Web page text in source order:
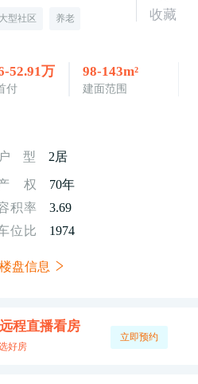
大型社区 养老 收藏
52.91万
付
98-143m²
建面范围
户 型 2居
权
70年
积率
3.69
位 比 1974
盘信息
程直播看房
好房
立即预约